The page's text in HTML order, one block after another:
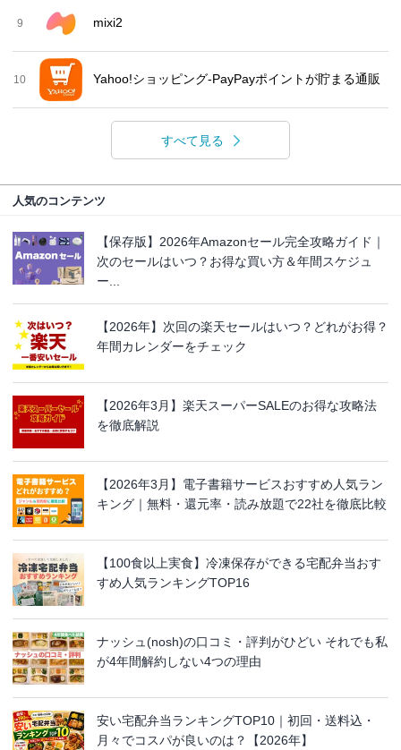
9 mixi2
10 Yahoo!ショッピング-PayPayポイントが貯まる通販
すべて見る
人気のコンテンツ
【保存版】2026年Amazonセール完全攻略ガイド｜
次のセールはいつ？お得な買い方＆年間スケジュ
ー...
【2026年】次回の楽天セールはいつ？どれがお得？
年間カレンダーをチェック
【2026年3月】楽天スーパーSALEのお得な攻略法
を徹底解説
【2026年3月】電子書籍サービスおすすめ人気ラン
キング｜無料・還元率・読み放題で22社を徹底比較
【100食以上実食】冷凍保存ができる宅配弁当おす
すめ人気ランキングTOP16
ナッシュ(nosh)の口コミ・評判がひどい それでも私
が4年間解約しない4つの理由
安い宅配弁当ランキングTOP10｜初回・送料込・
月々でコスパが良いのは？【2026年】